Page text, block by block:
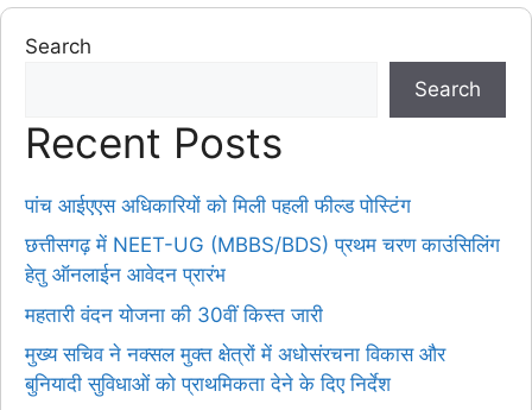
Search
Search
Recent Posts
पांच आईएएस अधिकारियों को मिली पहली फील्ड पोस्टिंग
छत्तीसगढ़ में NEET-UG (MBBS/BDS) प्रथम चरण काउंसिलिंग
हेतु ऑनलाईन आवेदन प्रारंभ
महतारी वंदन योजना की 30वीं किस्त जारी
मुख्य सचिव ने नक्सल मुक्त क्षेत्रों में अधोसंरचना विकास और
बुनियादी सुविधाओं को प्राथमिकता देने के दिए निर्देश